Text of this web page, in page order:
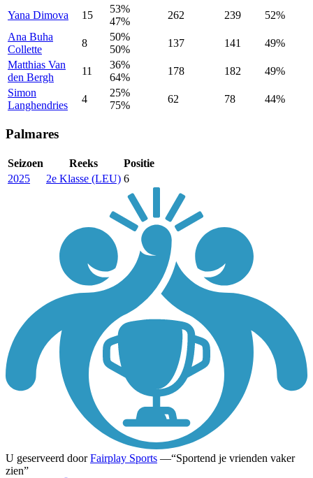
Yana Dimova 15
53%
47%
262 239
52%
Ana Buha
Collette
8
50%
50%
137 141
49%
Matthias Van
den Bergh
11
36%
64%
178 182
49%
Simon
Langhendries
4
25%
75%
62 78 44%
Palmares
Seizoen Reeks
Positie
2025
2e Klasse (LEU) 6
U geserveerd door Fairplay Sports — Sportend je vrienden vaker
zien